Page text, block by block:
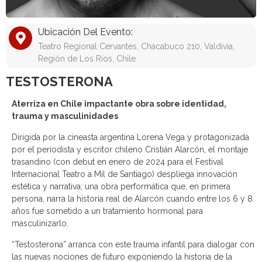
Ubicación Del Evento:
Teatro Regional Cervantes, Chacabuco 210, Valdivia,
Región de Los Ríos, Chile
TESTOSTERONA
Aterriza en Chile impactante obra sobre identidad,
trauma y masculinidades
Dirigida por la cineasta argentina Lorena Vega y protagonizada
por el periodista y escritor chileno Cristián Alarcón, el montaje
trasandino (con debut en enero de 2024 para el Festival
Internacional Teatro a Mil de Santiago) despliega innovación
estética y narrativa; una obra performática que, en primera
persona, narra la historia real de Alarcón cuando entre los 6 y 8
años fue sometido a un tratamiento hormonal para
masculinizarlo.
“Testosterona” arranca con este trauma infantil para dialogar con
las nuevas nociones de futuro exponiendo la historia de la